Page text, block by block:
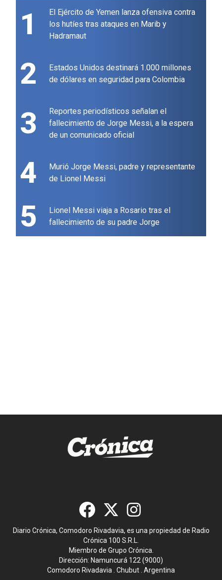
1
El Ejército de Yemen lanza ofensiva contra
los hutíes tras ataques en Marib y
Hadramaut
2
Estados Unidos destinará 1.000 millones
de dólares en seguridad para Colombia
3
Reportes periodísticos señalan el
fallecimiento de Jorge Messi, a la espera
de un comunicado oficial
4
Murió Jorge Messi, padre y representante
de Lionel Messi
5
Lionel Messi viaja a Rosario tras el
fallecimiento de su padre Jorge
Diario Crónica, Comodoro Rivadavia, es una propiedad de Radio
Crónica 100 S.R.L.
Miembro de Grupo Crónica.
Dirección: Namuncurá 122 (9000)
Comodoro Rivadavia . Chubut . Argentina